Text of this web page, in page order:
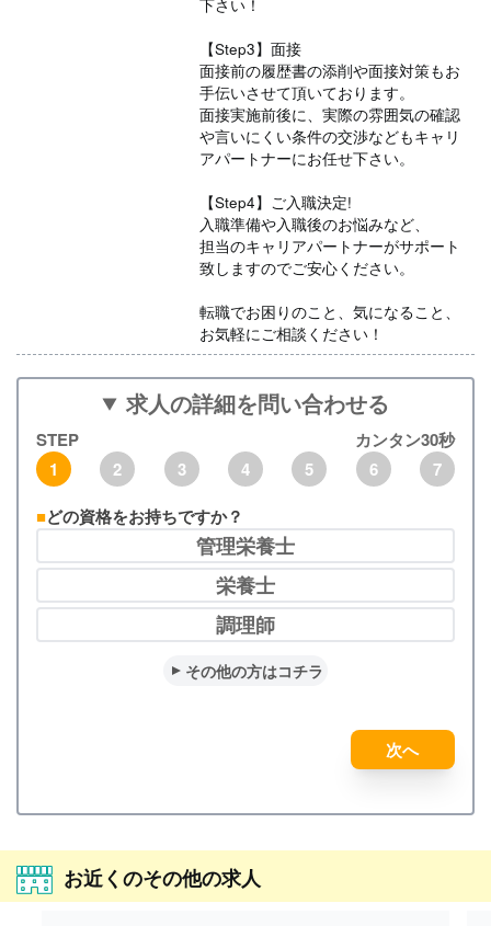
下さい！
【Step3】面接
面接前の履歴書の添削や面接対策もお
手伝いさせて頂いております。
面接実施前後に、実際の雰囲気の確認
や言いにくい条件の交渉などもキャリ
アパートナーにお任せ下さい。
【Step4】ご入職決定!
入職準備や入職後のお悩みなど、
担当のキャリアパートナーがサポート
致しますのでご安心ください。
転職でお困りのこと、気になること、
お気軽にご相談ください！
求人の詳細を問い合わせる
STEP
カンタン30秒
1
2 3 4 5 6
7
どの資格をお持ちですか？
管理栄養士
栄養士
調理師
その他の方はコチラ
次へ
お近くのその他の求人